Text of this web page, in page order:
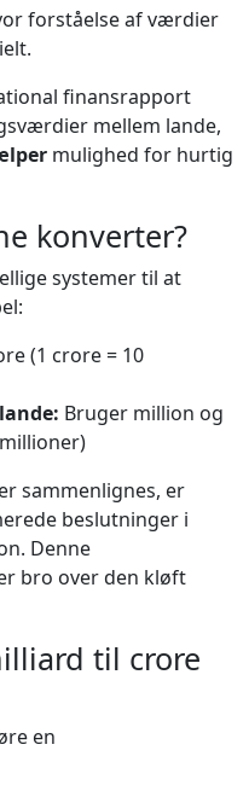
forståelse af værdier
finansrapport
mellem lande,
mulighed for hurtig
konverter?
systemer til at
(1 crore = 10
Bruger million og
sammenlignes, er
beslutninger i
Denne
bro over den kløft
til crore
en